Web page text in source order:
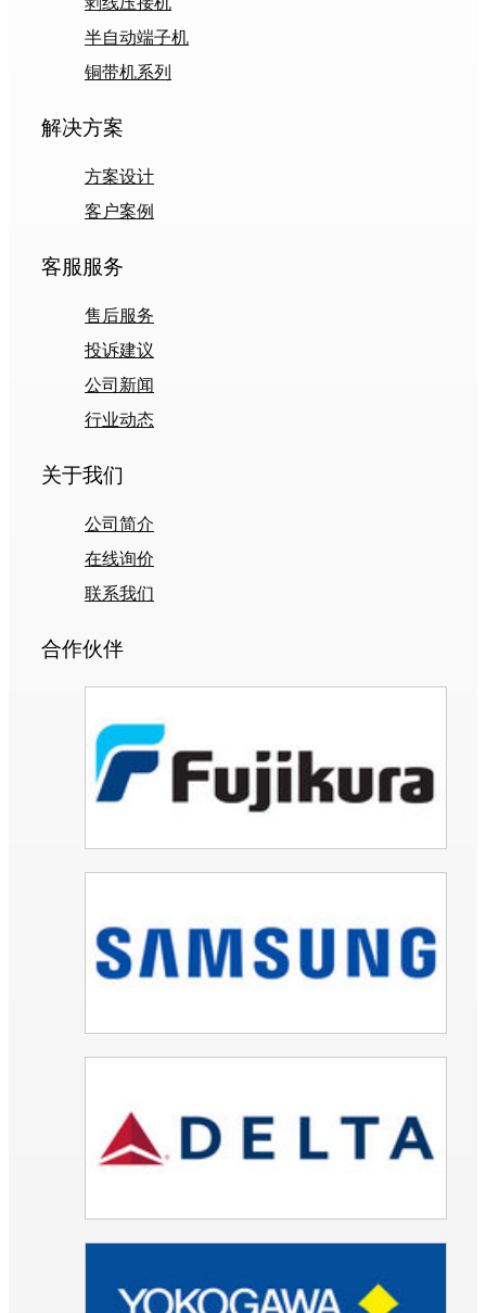
半自动端子机
铜带机系列
解决方案
方案设计
客户案例
客服服务
售后服务
投诉建议
公司新闻
行业动态
关于我们
公司简介
在线询价
联系我们
合作伙伴